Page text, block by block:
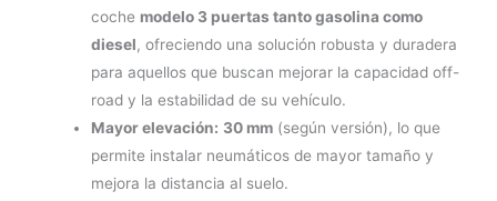
coche modelo 3 puertas tanto gasolina como
diesel, ofreciendo una solución robusta y duradera
para aquellos que buscan mejorar la capacidad off-
road y la estabilidad de su vehículo.
Mayor elevación: 30 mm(según versión), lo que
permite instalar neumáticos de mayor tamaño y
mejora la distancia al suelo.